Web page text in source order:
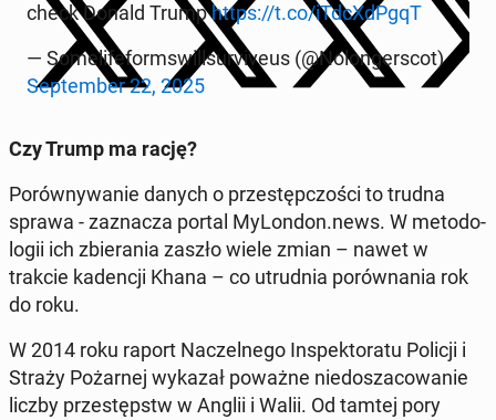
check Donald Trumphttps://t.co/iTd­cXdP­gqT
— So­me­li­fe­form­swil­l­su­rvi­veus (@No­lon­ger­scot)
Sep­tem­ber 22, 2025
Czy Trump ma rację?
Po­rów­ny­wa­nie danych o prze­stęp­czo­ści to trudna
sprawa - za­zna­cza portal My­Lon­don.news. W me­to­do­
lo­gii ich zbie­ra­nia zaszło wiele zmian – nawet w
trakcie ka­den­cji Khana – co utrud­nia po­rów­na­nia rok
do roku.
W 2014 roku raport Na­czel­ne­go In­spek­to­ra­tu Policji i
Straży Po­żar­nej wykazał poważne nie­do­sza­co­wa­nie
liczby prze­stępstw w Anglii i Walii. Od tamtej pory